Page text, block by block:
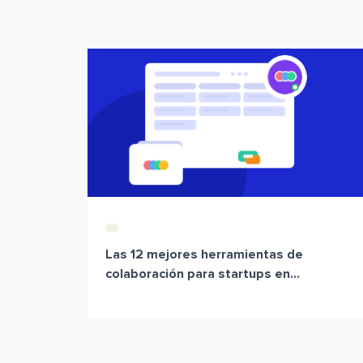
Las 12 mejores herramientas de
colaboración para startups en...